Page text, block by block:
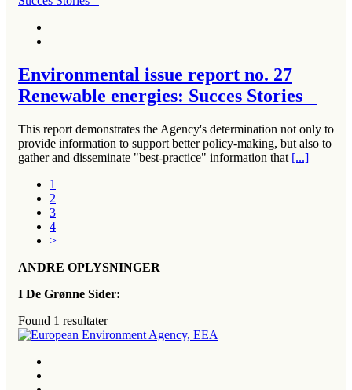
Environmental issue report no. 27
Renewable energies: Succes Stories
This report demonstrates the Agency's determination not only to
provide information to support better policy-making, but also to
gather and disseminate "best-practice" information that [...]
1
2
3
4
>
ANDRE OPLYSNINGER
I De Grønne Sider:
Found 1 resultater